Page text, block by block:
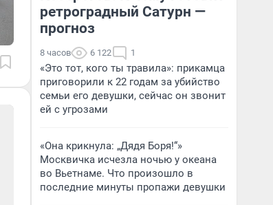
ретроградный Сатурн —
прогноз
8 часов 6 122 1
«Это тот, кого ты травила»: прикамца
приговорили к 22 годам за убийство
семьи его девушки, сейчас он звонит
ей с угрозами
«Она крикнула: „Дядя Боря!“»
Москвичка исчезла ночью у океана
во Вьетнаме. Что произошло в
последние минуты пропажи девушки